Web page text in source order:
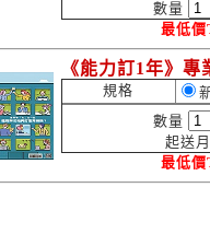
數量
最低價
《能力訂1年》
規格
數量
起送
最低價